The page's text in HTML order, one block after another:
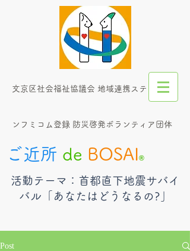
文京区社会福祉協議会 地域連携ステーショ
ンフミコム登録 防災啓発ボランティア団体
ご近所 de BOSAI®︎
​活動テーマ：首都直下地震サバイ
バル「あなたはどうなるの?」
Post